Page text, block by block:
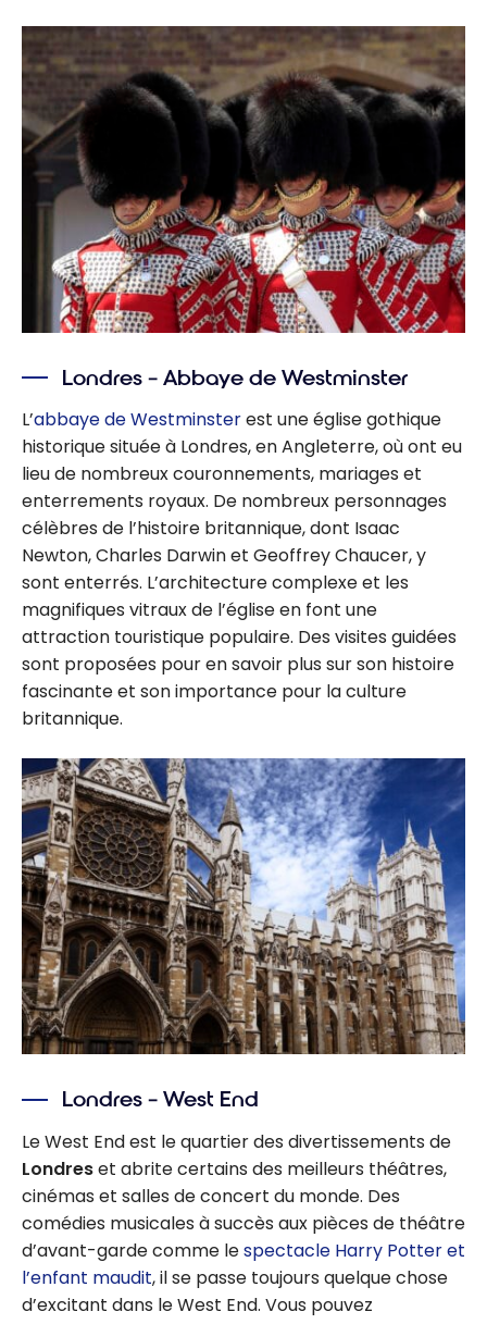
Londres – Abbaye de Westminster
L’abbaye de Westminsterest une église gothique
historique située à Londres, en Angleterre, où ont eu
lieu de nombreux couronnements, mariages et
enterrements royaux. De nombreux personnages
célèbres de l’histoire britannique, dont Isaac
Newton, Charles Darwin et Geoffrey Chaucer, y
sont enterrés. L’architecture complexe et les
magnifiques vitraux de l’église en font une
attraction touristique populaire. Des visites guidées
sont proposées pour en savoir plus sur son histoire
fascinante et son importance pour la culture
britannique.
Londres – West End
Le West End est le quartier des divertissements de
Londreset abrite certains des meilleurs théâtres,
cinémas et salles de concert du monde. Des
comédies musicales à succès aux pièces de théâtre
d’avant-garde comme lespectacle Harry Potter et
l’enfant maudit, il se passe toujours quelque chose
d’excitant dans le West End. Vous pouvez